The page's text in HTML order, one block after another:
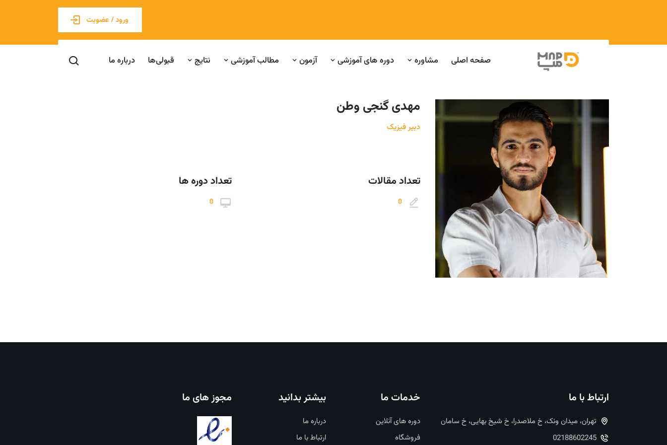
ورود / عضویت
صفحه اصلی مشاوره دوره های آموزشی آزمون مطالب آموزشی نتایج قبولی‌ها درباره ما
مهدی گنجی وطن
دبیر فیزیک
تعداد مقالات
0
تعداد دوره ها
0
ارتباط با ما
تهران، میدان ونک، خ ملاصدرا، خ شیخ بهایی، خ سامان
02188602245
خدمات ما
دوره های آنلاین
فروشگاه
بیشتر بدانید
درباره ما
ارتباط با ما
مجوز های ما